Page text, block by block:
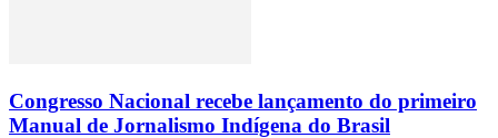
Congresso Nacional recebe lançamento do primeiro
Manual de Jornalismo Indígena do Brasil